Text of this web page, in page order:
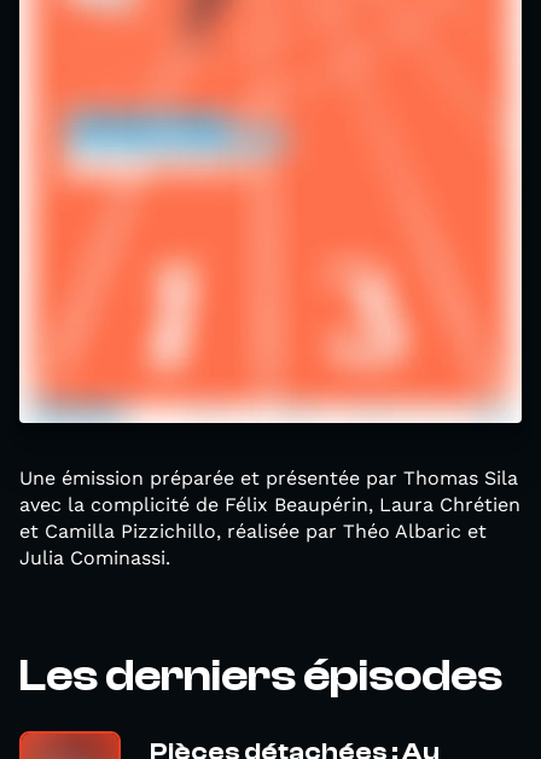
Une émission préparée et présentée par Thomas Sila
avec la complicité de Félix Beaupérin, Laura Chrétien
et Camilla Pizzichillo, réalisée par Théo Albaric et
Julia Cominassi.
Les derniers épisodes
Pièces détachées : Au